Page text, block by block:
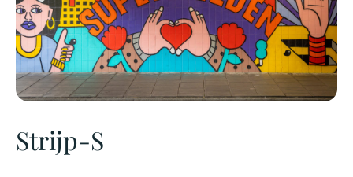
Strijp-S